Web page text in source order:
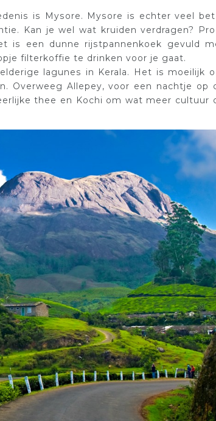
is Mysore. Mysore is echter veel
Kan je wel wat kruiden verdragen?
is een dunne rijstpannenkoek gevuld
filterkoffie te drinken voor je gaat.
lagunes in Kerala. Het is moeilijk
Overweeg Allepey, voor een nachtje op
thee en Kochi om wat meer cultuur